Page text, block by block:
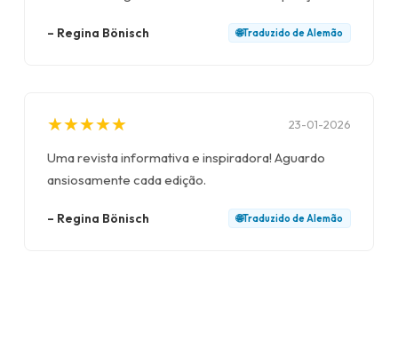
– Regina Bönisch 🌐Traduzido deAlemão
★
★★
★★
★★
★★
★ 23-01-2026
Uma revista informativa e inspiradora! Aguardo
ansiosamente cada edição.
– Regina Bönisch 🌐Traduzido deAlemão